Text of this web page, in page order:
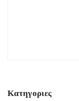
Κατηγοριες